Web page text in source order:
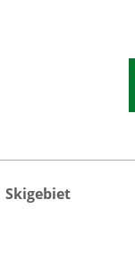
Skigebiet